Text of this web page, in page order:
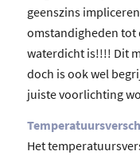
geenszins
omstandigheden tot
waterdicht is!!!! Dit
doch is ook wel
juiste voorlichting
Het